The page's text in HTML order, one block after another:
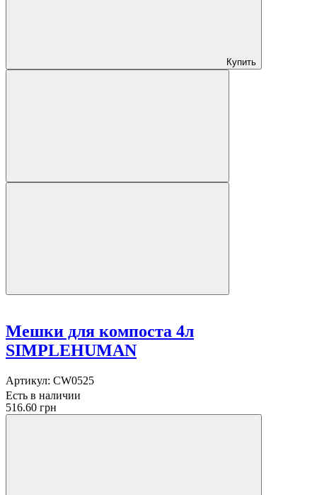
Купить
Мешки для компоста 4л
SIMPLEHUMAN
Артикул: CW0525
Есть в наличии
516.60 грн